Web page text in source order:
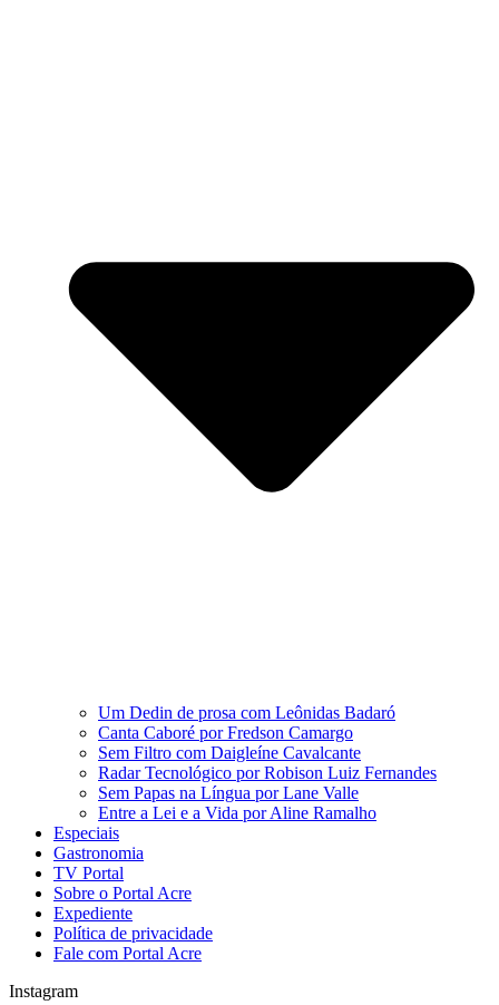
Um Dedin de prosa com Leônidas Badaró
Canta Caboré por Fredson Camargo
Sem Filtro com Daigleíne Cavalcante
Radar Tecnológico por Robison Luiz Fernandes
Sem Papas na Língua por Lane Valle
Entre a Lei e a Vida por Aline Ramalho
Especiais
Gastronomia
TV Portal
Sobre o Portal Acre
Expediente
Política de privacidade
Fale com Portal Acre
Instagram